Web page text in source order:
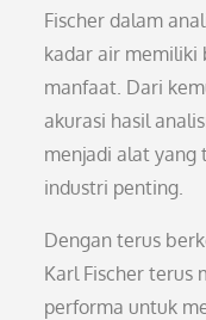
Fischer dalam
kadar air memiliki
manfaat. Dari
akurasi hasil
menjadi alat
industri penting.
Dengan terus
Karl Fischer terus
performa untuk